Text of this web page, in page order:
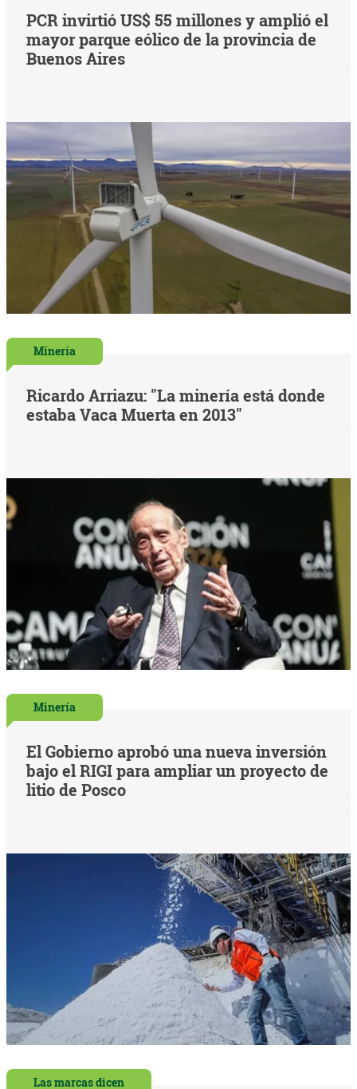
PCR invirtió US$ 55 millones y amplió el
mayor parque eólico de la provincia de
Buenos Aires
Minería
Ricardo Arriazu: "La minería está donde
estaba Vaca Muerta en 2013"
Minería
El Gobierno aprobó una nueva inversión
bajo el RIGI para ampliar un proyecto de
litio de Posco
Las marcas dicen